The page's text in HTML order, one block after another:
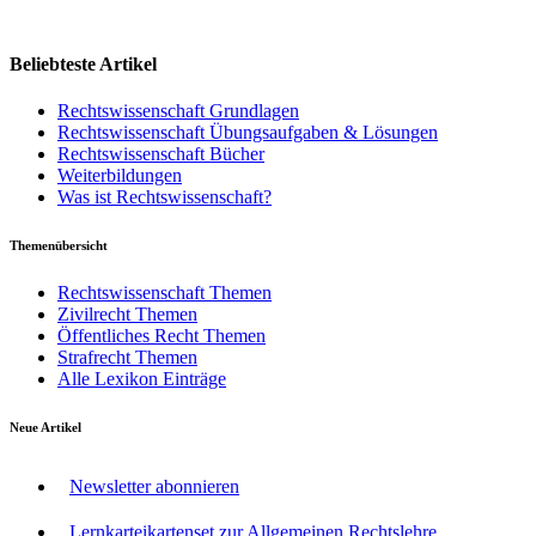
Beliebteste Artikel
Rechtswissenschaft Grundlagen
Rechtswissenschaft Übungsaufgaben & Lösungen
Rechtswissenschaft Bücher
Weiterbildungen
Was ist Rechtswissenschaft?
Themenübersicht
Rechtswissenschaft Themen
Zivilrecht Themen
Öffentliches Recht Themen
Strafrecht Themen
Alle Lexikon Einträge
Neue Artikel
Newsletter abonnieren